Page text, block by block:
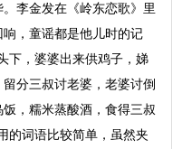
李金发在《岭东恋歌》里
，童谣都是他儿时的记
下，婆婆出来供鸡子，娣
分三叔讨老婆，老婆讨倒
，糯米蒸酸酒，食得三叔
的词语比较简单，虽然夹